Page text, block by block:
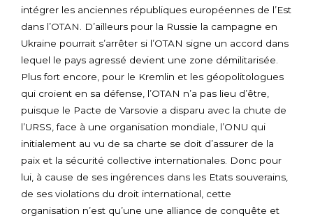
intégrer les anciennes républiques européennes de l’Est
dans l’OTAN. D’ailleurs pour la Russie la campagne en
Ukraine pourrait s’arrêter si l’OTAN signe un accord dans
lequel le pays agressé devient une zone démilitarisée.
Plus fort encore, pour le Kremlin et les géopolitologues
qui croient en sa défense, l’OTAN n’a pas lieu d’être,
puisque le Pacte de Varsovie a disparu avec la chute de
l’URSS, face à une organisation mondiale, l’ONU qui
initialement au vu de sa charte se doit d’assurer de la
paix et la sécurité collective internationales. Donc pour
lui, à cause de ses ingérences dans les Etats souverains,
de ses violations du droit international, cette
organisation n’est qu’une une alliance de conquête et